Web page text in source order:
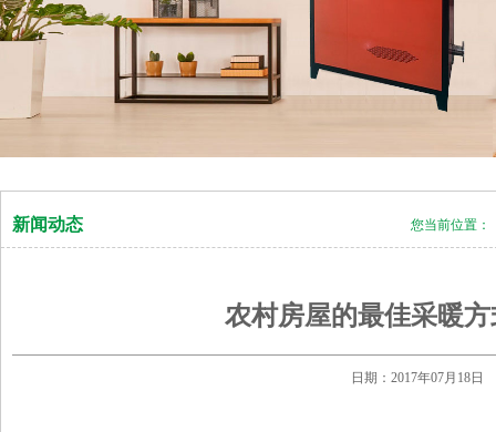
新闻动态 您当前位置：
农村房屋的最佳采暖
日期：2017年07月